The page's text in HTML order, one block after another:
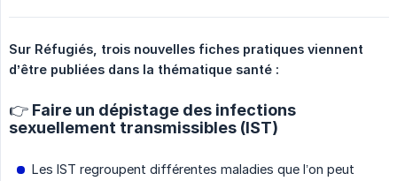
Sur Réfugiés, trois nouvelles fiches pratiques viennent
d’être publiées dans la thématique santé :
👉 Faire un dépistage des infections
sexuellement transmissibles (IST)
Les IST regroupent différentes maladies que l’on peut